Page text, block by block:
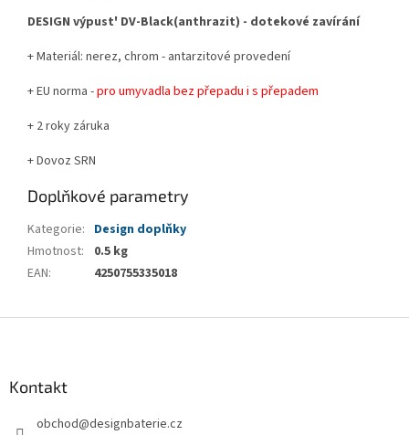
DESIGN výpust' DV-Black(anthrazit) - dotekové zavírání
+ Materiál: nerez, chrom - antarzitové provedení
+ EU norma -pro umyvadla bez přepadu i s přepadem
+ 2 roky záruka
+ Dovoz SRN
Doplňkové parametry
Kategorie: Design doplňky
Hmotnost:
0.5 kg
EAN: 4250755335018
Kontakt
obchod@designbaterie.cz